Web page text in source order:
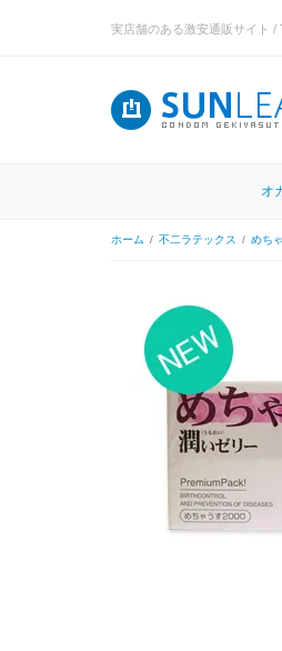
実店舗のある激安通販サイト /
オ
ホーム / 不二ラテックス / めち